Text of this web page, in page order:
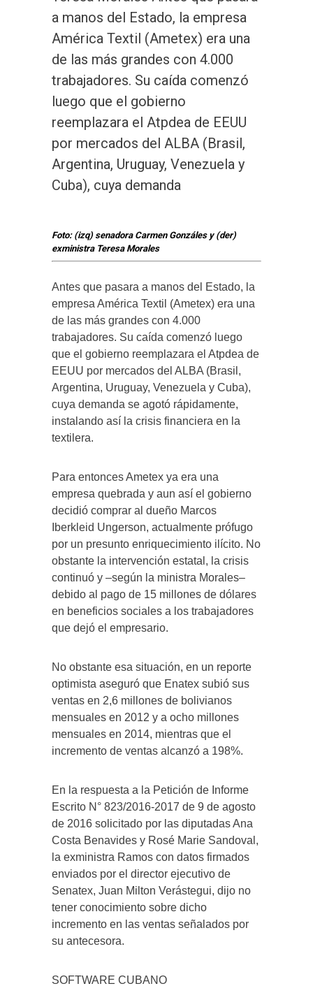
a manos del Estado, la empresa
América Textil (Ametex) era una
de las más grandes con 4.000
trabajadores. Su caída comenzó
luego que el gobierno
reemplazara el Atpdea de EEUU
por mercados del ALBA (Brasil,
Argentina, Uruguay, Venezuela y
Cuba), cuya demanda
Foto: (izq) senadora Carmen Gonzáles y (der)
exministra Teresa Morales
Antes que pasara a manos del Estado, la
empresa América Textil (Ametex) era una
de las más grandes con 4.000
trabajadores. Su caída comenzó luego
que el gobierno reemplazara el Atpdea de
EEUU por mercados del ALBA (Brasil,
Argentina, Uruguay, Venezuela y Cuba),
cuya demanda se agotó rápidamente,
instalando así la crisis financiera en la
textilera.
Para entonces Ametex ya era una
empresa quebrada y aun así el gobierno
decidió comprar al dueño Marcos
Iberkleid Ungerson, actualmente prófugo
por un presunto enriquecimiento ilícito. No
obstante la intervención estatal, la crisis
continuó y –según la ministra Morales–
debido al pago de 15 millones de dólares
en beneficios sociales a los trabajadores
que dejó el empresario.
No obstante esa situación, en un reporte
optimista aseguró que Enatex subió sus
ventas en 2,6 millones de bolivianos
mensuales en 2012 y a ocho millones
mensuales en 2014, mientras que el
incremento de ventas alcanzó a 198%.
En la respuesta a la Petición de Informe
Escrito N° 823/2016-2017 de 9 de agosto
de 2016 solicitado por las diputadas Ana
Costa Benavides y Rosé Marie Sandoval,
la exministra Ramos con datos firmados
enviados por el director ejecutivo de
Senatex, Juan Milton Verástegui, dijo no
tener conocimiento sobre dicho
incremento en las ventas señalados por
su antecesora.
SOFTWARE CUBANO